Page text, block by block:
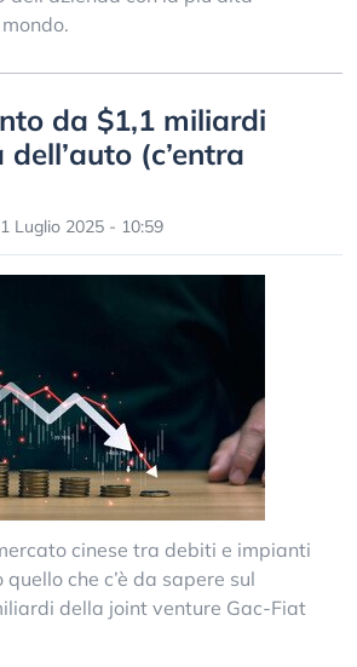
da $1,1 miliardi
(c’entra
Luglio 2025 - 10:59
cinese tra debiti e impianti
che c’è da sapere sul
della joint venture Gac-Fiat